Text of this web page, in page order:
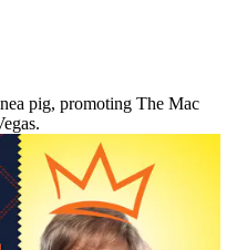
pig, promoting The Mac